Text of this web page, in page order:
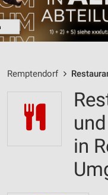
Remptendorf
in